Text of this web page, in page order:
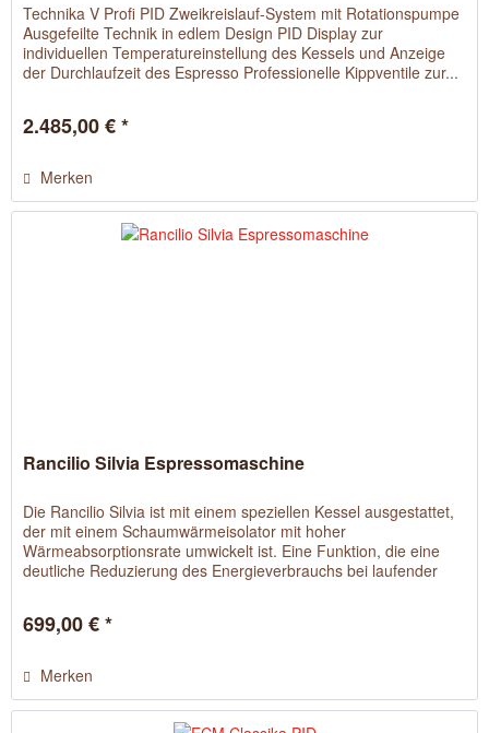
Technika V Profi PID Zweikreislauf-System mit Rotationspumpe
Ausgefeilte Technik in edlem Design PID Display zur
individuellen Temperatureinstellung des Kessels und Anzeige
der Durchlaufzeit des Espresso Professionelle Kippventile zur...
2.485,00 € *
Merken
Rancilio Silvia Espressomaschine
Die Rancilio Silvia ist mit einem speziellen Kessel ausgestattet,
der mit einem Schaumwärmeisolator mit hoher
Wärmeabsorptionsrate umwickelt ist. Eine Funktion, die eine
deutliche Reduzierung des Energieverbrauchs bei laufender
699,00 € *
Merken